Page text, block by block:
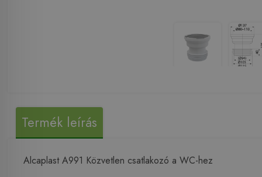
Termék leírás
Alcaplast A991 Közvetlen csatlakozó a WC-hez